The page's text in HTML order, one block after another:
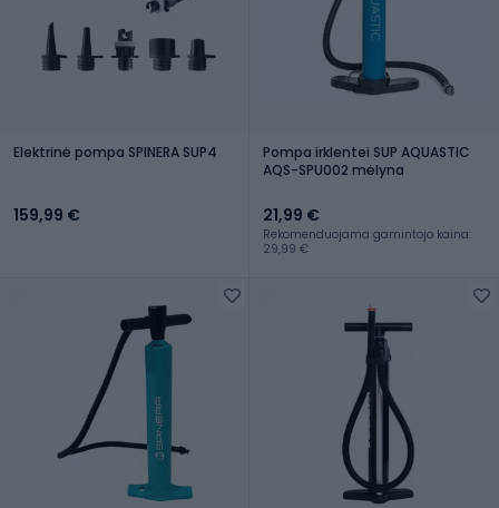
Elektrinė pompa SPINERA SUP4
159,99 €
Pompa irklentei SUP AQUASTIC
AQS-SPU002 mėlyna
21,99 €
Rekomenduojama gamintojo kaina:
29,99 €